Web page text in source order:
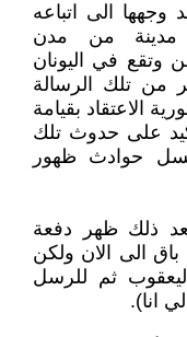
الى اتباعه
من مدن
وتقع في اليونان
من تلك الرسالة
الاعتقاد بقيامة
على حدوث تلك
حوادث ظهور
ذلك ظهر دفعة
الى الان ولكن
ثم للرسل
انا).